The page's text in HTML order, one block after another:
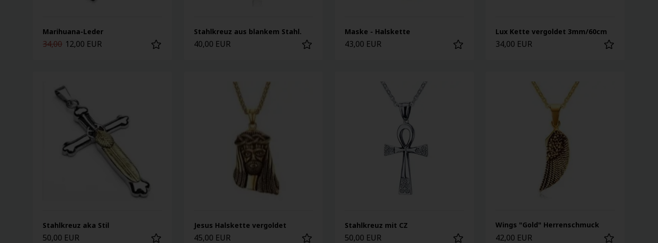
Marihuana-Leder
34,00 12,00 EUR
Stahlkreuz aus blankem Stahl.
40,00 EUR
Maske - Halskette
43,00 EUR
Lux Kette vergoldet 3mm/60cm
34,00 EUR
Stahlkreuz aka Stil
50,00 EUR
Jesus Halskette vergoldet
45,00 EUR
Stahlkreuz mit CZ
50,00 EUR
Wings "Gold" Herrenschmuck
42,00 EUR